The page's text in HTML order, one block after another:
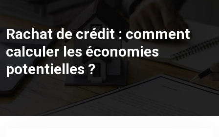
Rachat de crédit : comment
calculer les économies
potentielles ?